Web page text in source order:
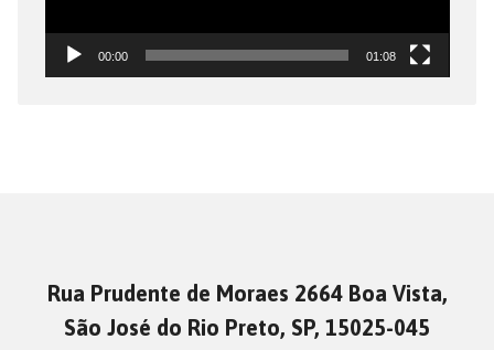
00:00 01:08
Rua Prudente de Moraes 2664 Boa Vista,
São José do Rio Preto, SP, 15025-045